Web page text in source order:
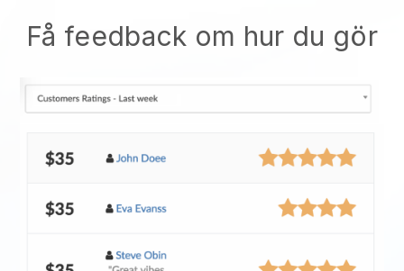
Få feedback om hur du gör